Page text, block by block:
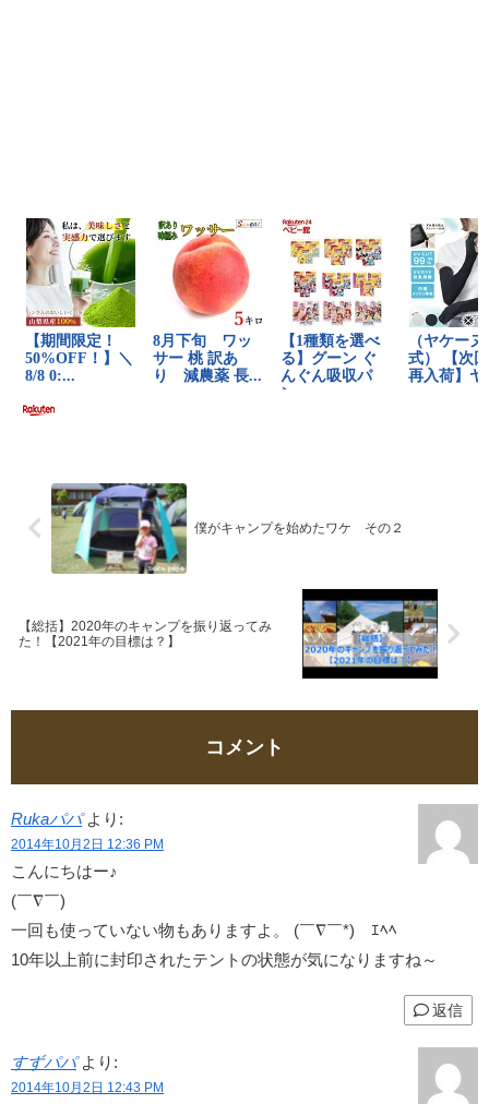
僕がキャンプを始めたワケ その２
【総括】2020年のキャンプを振り返ってみ
た！【2021年の目標は？】
コメント
Rukaパパ より:
2014年10月2日 12:36 PM
こんにちはー♪
(￣∇￣)
一回も使っていない物もありますよ。 (￣∇￣*)ゞｴﾍﾍ
10年以上前に封印されたテントの状態が気になりますね～
返信
すずパパ より:
2014年10月2日 12:43 PM